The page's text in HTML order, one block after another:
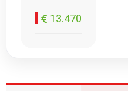
13.470